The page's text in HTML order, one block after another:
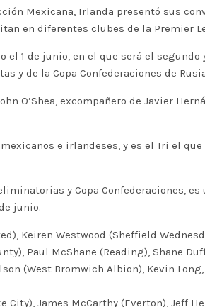
Mexicana, Irlanda presentó sus
en diferentes clubes de la Premier
1 de junio, en el que será el
y de la Copa Confederaciones de
O’Shea, excompañero de Javier
e irlandeses, y es el Tri el
y Copa Confederaciones,
junio.
Keiren Westwood (Sheffield
Paul McShane (Reading), Shane
(West Bromwich Albion), Kevin
James McCarthy (Everton), Jeff